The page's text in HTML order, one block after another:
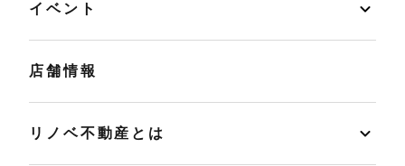
イベント
店舗情報
リノベ不動産とは